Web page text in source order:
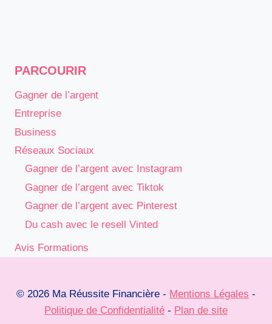
PARCOURIR
Gagner de l’argent
Entreprise
Business
Réseaux Sociaux
Gagner de l’argent avec Instagram
Gagner de l’argent avec Tiktok
Gagner de l’argent avec Pinterest
Du cash avec le resell Vinted
Avis Formations
© 2026 Ma Réussite Financière - Mentions Légales -
Politique de Confidentialité - Plan de site